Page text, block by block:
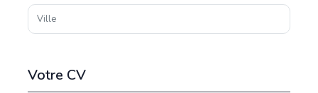
Votre CV